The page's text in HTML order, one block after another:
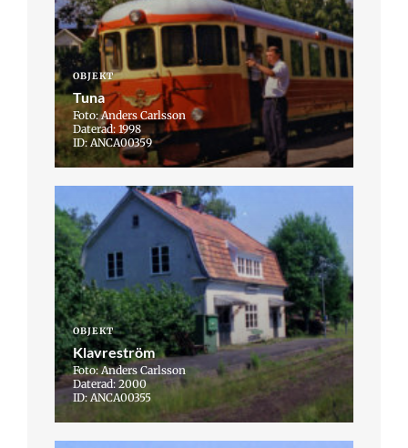
OBJEKT
Tuna
Foto: Anders Carlsson
Daterad: 1998
ID: ANCA00359
OBJEKT
Klavreström
Foto: Anders Carlsson
Daterad: 2000
ID: ANCA00355